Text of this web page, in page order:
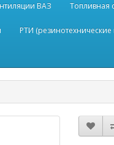
ВАЗ Топливная
РТИ (резинотехнические